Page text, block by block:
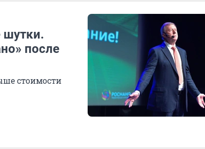
шутки.
после
стоимости